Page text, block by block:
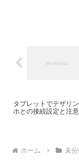
タブレットでテザリ
ホとの接続設定と注
ホーム 未